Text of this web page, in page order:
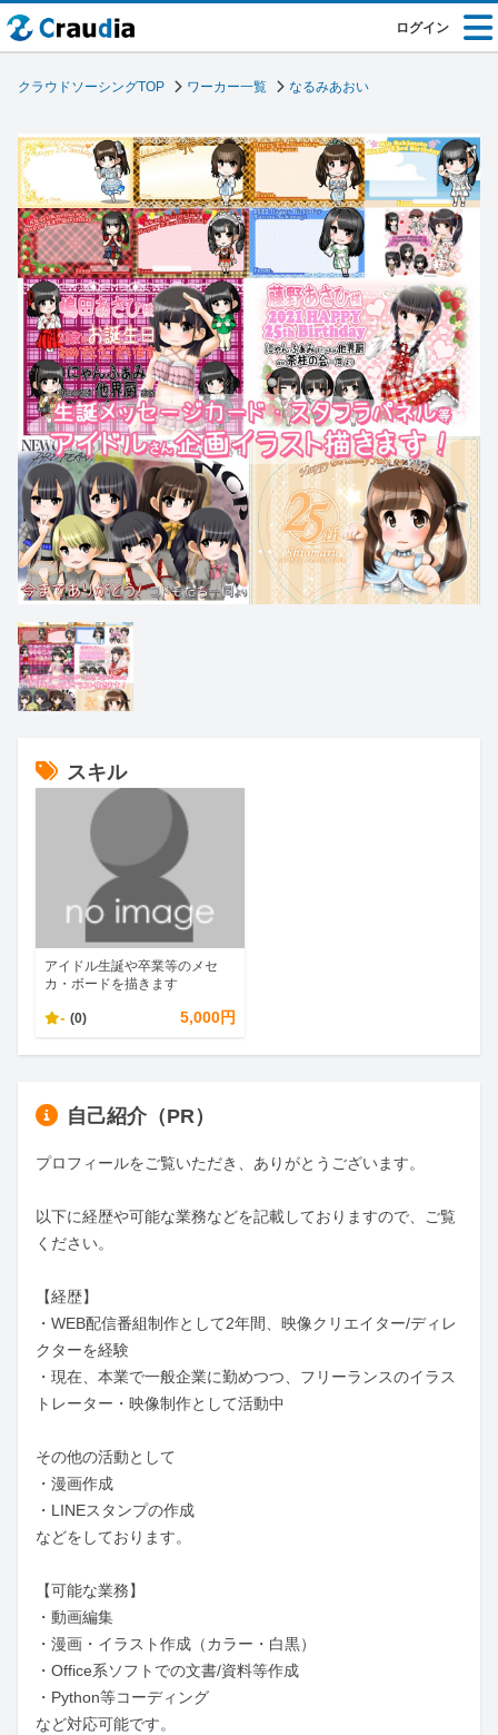
ログイン
クラウドソーシングTOP ワーカー一覧 なるみあおい
スキル
アイドル生誕や卒業等のメセ
カ・ボードを描きます
- (0) 5,000円
自己紹介（PR）
プロフィールをご覧いただき、ありがとうございます。
以下に経歴や可能な業務などを記載しておりますので、ご覧
ください。
【経歴】
・WEB配信番組制作として2年間、映像クリエイター/ディレ
クターを経験
・現在、本業で一般企業に勤めつつ、フリーランスのイラス
トレーター・映像制作として活動中
その他の活動として
・漫画作成
・LINEスタンプの作成
などをしております。
【可能な業務】
・動画編集
・漫画・イラスト作成（カラー・白黒）
・Office系ソフトでの文書/資料等作成
・Python等コーディング
など対応可能です。